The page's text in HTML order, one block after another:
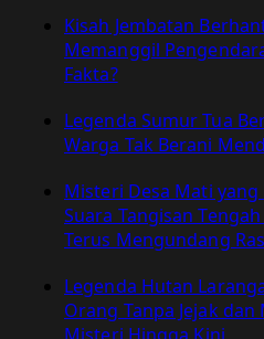
Kisah Jembatan
Memanggil
Fakta?
Legenda Sumur Tua
Warga Tak Berani
Misteri Desa Mati
Suara Tangisan
Terus Mengundang
Legenda Hutan
Orang Tanpa Jejak